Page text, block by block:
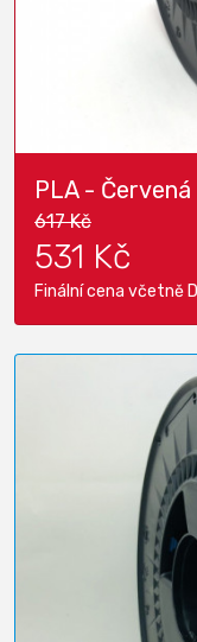
PLA -
617 Kč
531 Kč
Finální cena včetně